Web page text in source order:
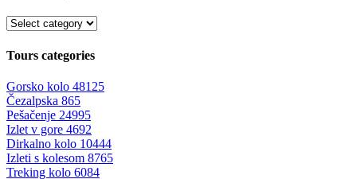
Tours categories
Gorsko kolo 48125
Čezalpska 865
Pešačenje 24995
Izlet v gore 4692
Dirkalno kolo 10444
Izleti s kolesom 8765
Treking kolo 6084